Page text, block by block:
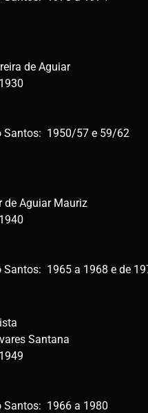
de Aguiar
Santos: 1950/57 e 59/62
de Aguiar Mauriz
Santos: 1965 a 1968 e de
Santana
Santos: 1966 a 1980